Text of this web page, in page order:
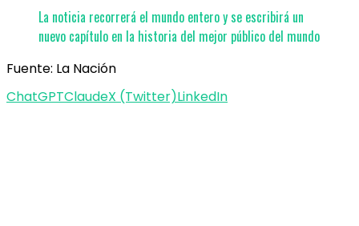
La noticia recorrerá el mundo entero y se escribirá un
nuevo capítulo en la historia del mejor público del mundo
Fuente: La Nación
ChatGPTClaudeX (Twitter)LinkedIn